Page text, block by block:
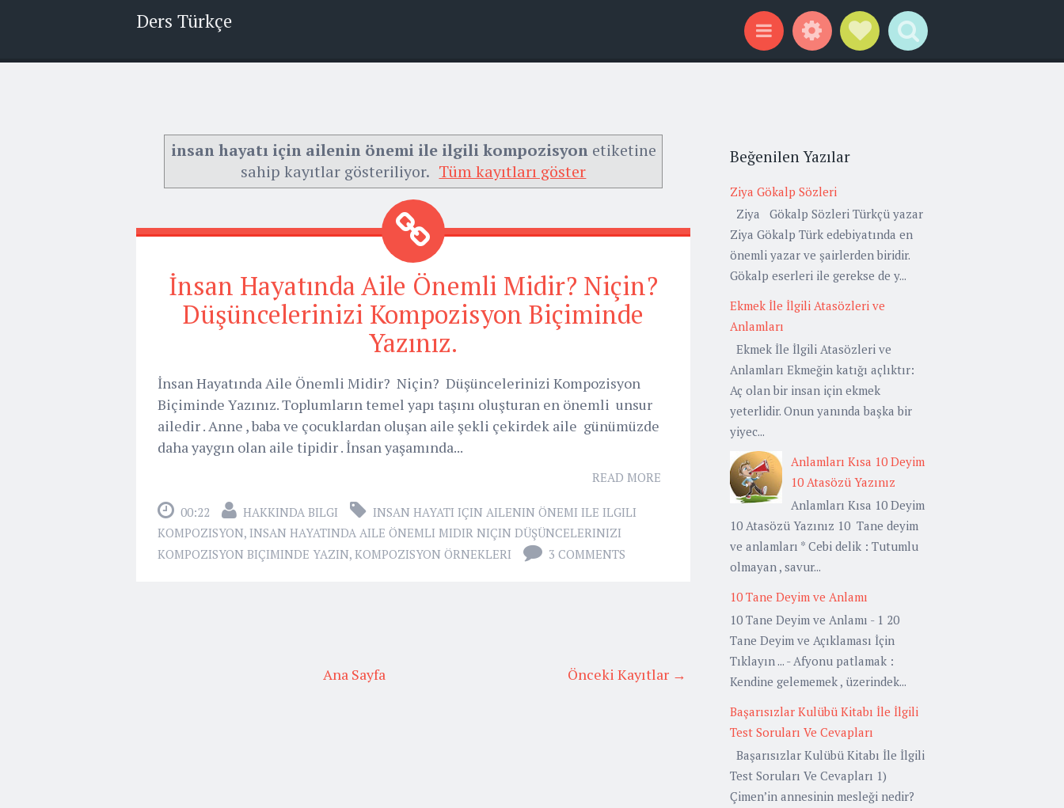
Ders Türkçe
Menu WidgetsSocial Links
Search
insan hayatı için ailenin önemi ile ilgili kompozisyonetiketine
sahip kayıtlar gösteriliyor. Tüm kayıtları göster
İnsan Hayatında Aile Önemli Midir? Niçin?
Düşüncelerinizi Kompozisyon Biçiminde
Yazınız.
İnsan Hayatında Aile Önemli Midir? Niçin? Düşüncelerinizi Kompozisyon
Biçiminde Yazınız. Toplumların temel yapı taşını oluşturan en önemli unsur
ailedir . Anne , baba ve çocuklardan oluşan aile şekli çekirdek aile günümüzde
daha yaygın olan aile tipidir . İnsan yaşamında...
READ MORE
00:22 HAKKINDA BILGI
INSAN HAYATI IÇIN AILENIN ÖNEMI ILE ILGILI
KOMPOZISYON, INSAN HAYATINDA AILE ÖNEMLI MIDIR NIÇIN DÜŞÜNCELERINIZI
KOMPOZISYON BIÇIMINDE YAZIN, KOMPOZISYON ÖRNEKLERI 3 COMMENTS
Önceki Kayıtlar →
Ana Sayfa
Beğenilen Yazılar
Ziya Gökalp Sözleri
Ziya Gökalp Sözleri Türkçü yazar
Ziya Gökalp Türk edebiyatında en
önemli yazar ve şairlerden biridir.
Gökalp eserleri ile gerekse de y...
Ekmek İle İlgili Atasözleri ve
Anlamları
Ekmek İle İlgili Atasözleri ve
Anlamları Ekmeğin katığı açlıktır:
Aç olan bir insan için ekmek
yeterlidir. Onun yanında başka bir
yiyec...
Anlamları Kısa 10 Deyim
10 Atasözü Yazınız
Anlamları Kısa 10 Deyim
10 Atasözü Yazınız 10 Tane deyim
ve anlamları * Cebi delik : Tutumlu
olmayan , savur...
10 Tane Deyim ve Anlamı
10 Tane Deyim ve Anlamı - 1 20
Tane Deyim ve Açıklaması İçin
Tıklayın ... - Afyonu patlamak :
Kendine gelememek , üzerindek...
Başarısızlar Kulübü Kitabı İle İlgili
Test Soruları Ve Cevapları
Başarısızlar Kulübü Kitabı İle İlgili
Test Soruları Ve Cevapları 1)
Çimen’in annesinin mesleği nedir?